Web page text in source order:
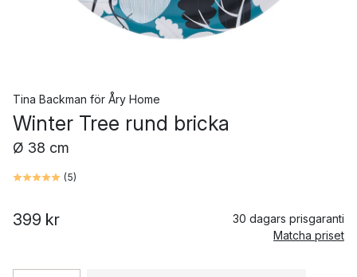
Tina Backman för Åry Home
Winter Tree rund bricka
Ø 38 cm
(5)
399 kr
30 dagars prisgaranti
Matcha priset